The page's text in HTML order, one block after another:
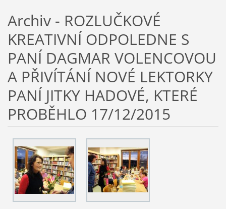
Archiv - ROZLUČKOVÉ
KREATIVNÍ ODPOLEDNE S
PANÍ DAGMAR VOLENCOVOU
A PŘIVÍTÁNÍ NOVÉ LEKTORKY
PANÍ JITKY HADOVÉ, KTERÉ
PROBĚHLO 17/12/2015